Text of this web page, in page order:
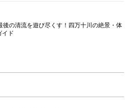
後の清流を遊び尽くす！四万十川の絶景・体
イド